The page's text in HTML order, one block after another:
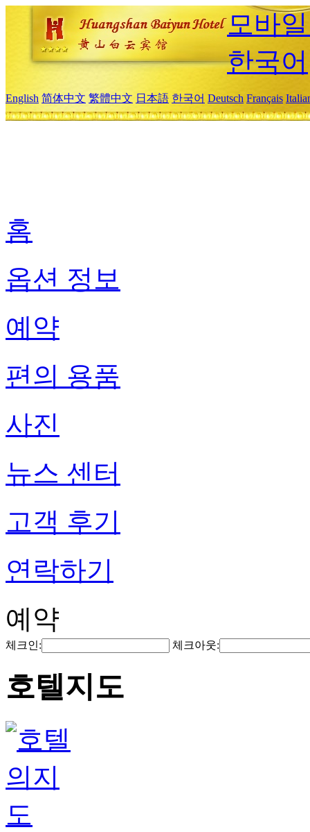
모바
한국어
English 简体中文 繁體中文 日本語 한국어 Deutsch Français
홈
옵션 정보
예약
편의 용품
사진
뉴스 센터
고객 후기
연락하기
예약
체크인: 체크아웃:
호텔지도